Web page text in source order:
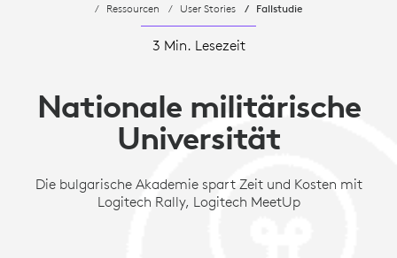
MILITÄRISCHE
UNIVERSITÄT
SPART
ZEIT
KOSTEN
Ressourcen User Stories Fallstudie
3 Min. Lesezeit
Nationale militärische
Universität
Die bulgarische Akademie spart Zeit und Kosten mit
Logitech Rally, Logitech MeetUp